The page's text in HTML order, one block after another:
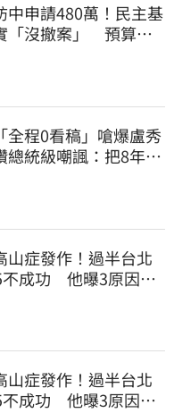
中申請480萬！民主基
「沒撤案」 預算被
全程0看稿」嗆爆盧秀
總統級嘲諷：把8年總
山症發作！過半台北
不成功 他曝3原因：
山症發作！過半台北
不成功 他曝3原因：